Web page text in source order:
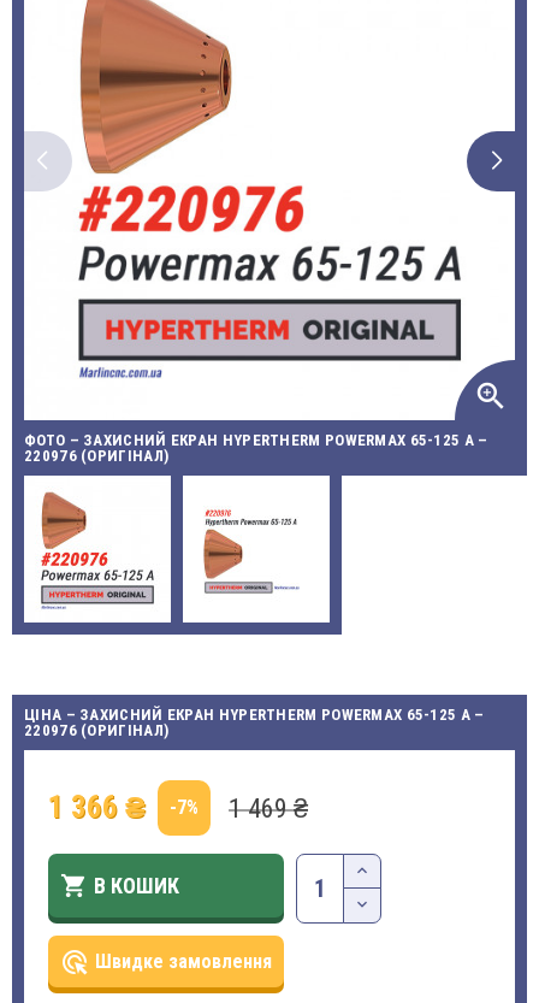
zoom_in
ФОТО – ЗАХИСНИЙ ЕКРАН HYPERTHERM POWERMAX 65-125 A –
220976 (ОРИГІНАЛ)
ЦІНА – ЗАХИСНИЙ ЕКРАН HYPERTHERM POWERMAX 65-125 A –
220976 (ОРИГІНАЛ)
1 366 ₴ -7% 1 469 ₴
 В КОШИК
ads_click Швидке замовлення